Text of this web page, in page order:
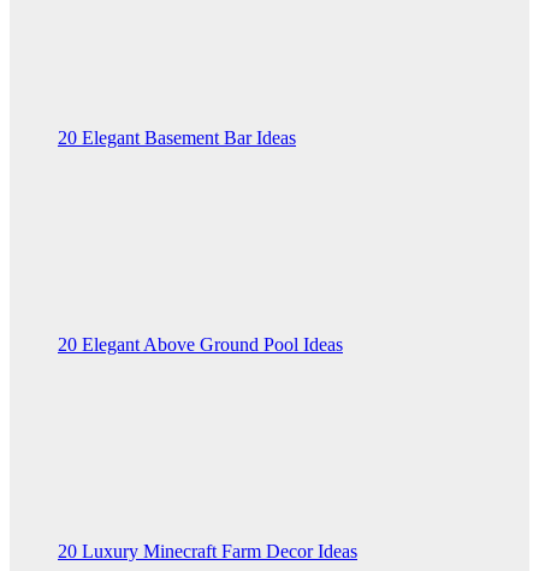
20 Elegant Basement Bar Ideas
20 Elegant Above Ground Pool Ideas
20 Luxury Minecraft Farm Decor Ideas